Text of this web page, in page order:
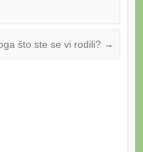
što ste se vi rodili? →